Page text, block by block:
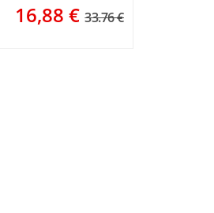
16,88 € 33.76 €